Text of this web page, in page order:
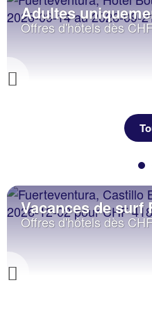
Previous
Adultes
Offres d'hôtels dès
Previous
Vacances de surf
Offres d'hôtels dès